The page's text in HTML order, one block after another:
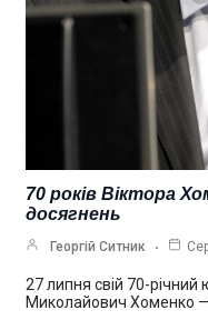
70 років Віктора
досягнень
Георгій Ситник
27 липня свій 70-річний
Миколайович Хоменко —